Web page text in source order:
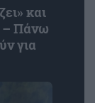
και
– Πάνω
για